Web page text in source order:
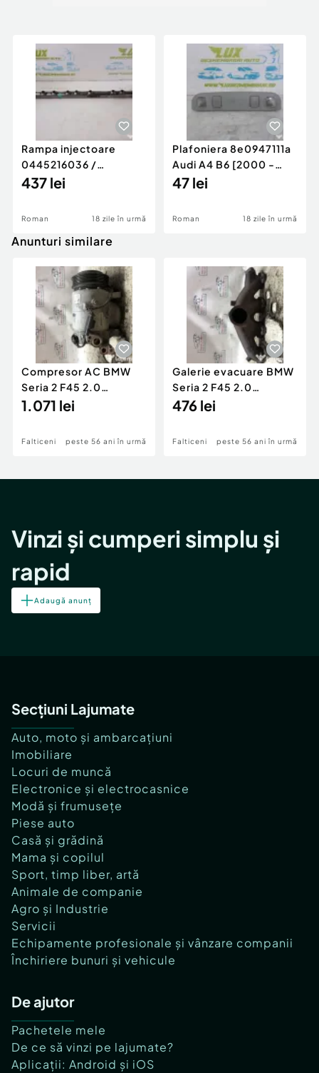
Rampa injectoare
0445216036 /
780542302 3.0 d 313
437 lei
Roman 18 zile în urmă
Plafoniera 8e0947111a
Audi A4 B6 [2000 -
2005]
47 lei
Roman 18 zile în urmă
Anunturi similare
Compresor AC BMW
Seria 2 F45 2.0
Motorina 2016
1.071 lei
Falticeni peste 56 ani în urmă
Galerie evacuare BMW
Seria 2 F45 2.0
Motorina 2016
476 lei
Falticeni peste 56 ani în urmă
Vinzi și cumperi simplu și
rapid
Adaugă anunț
Secțiuni Lajumate
Auto, moto și ambarcațiuni
Imobiliare
Locuri de muncă
Electronice și electrocasnice
Modă și frumusețe
Piese auto
Casă și grădină
Mama și copilul
Sport, timp liber, artă
Animale de companie
Agro și Industrie
Servicii
Echipamente profesionale și vânzare companii
Închiriere bunuri și vehicule
De ajutor
Pachetele mele
De ce să vinzi pe lajumate?
Aplicații: Android și iOS